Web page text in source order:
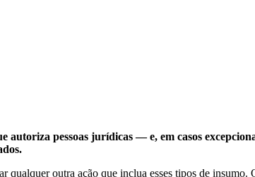
pessoas jurídicas — e, em casos
qualquer outra ação que inclua esses tipos de